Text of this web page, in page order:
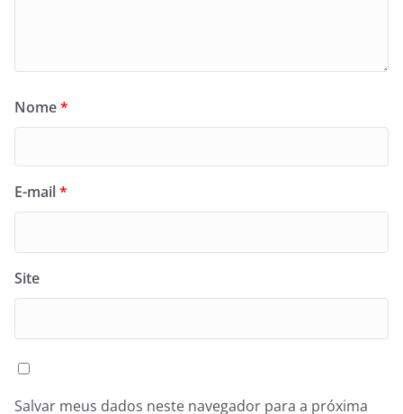
Nome*
E-mail*
Site
Salvar meus dados neste navegador para a próxima